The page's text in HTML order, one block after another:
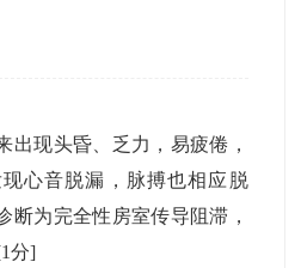
出现头昏、乏力，易疲倦，
心音脱漏，脉搏也相应脱
断为完全性房室传导阻滞，
分]